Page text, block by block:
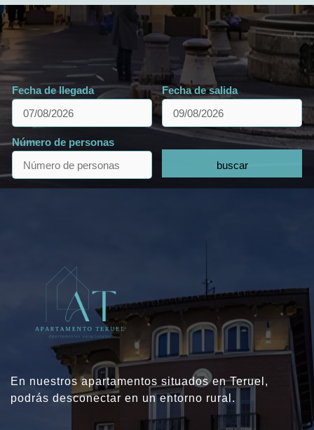
Fecha de llegada Fecha de salida
Número de personas
buscar
En nuestros apartamentos situados en Teruel,
podrás desconectar en un entorno rural.